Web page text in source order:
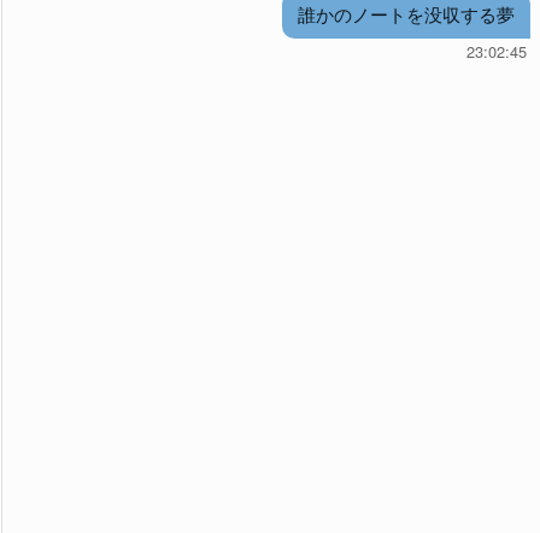
誰かのノートを没収する夢
23:02:45